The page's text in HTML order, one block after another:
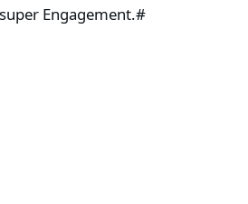
Engagement.#